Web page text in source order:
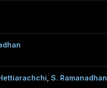
S. Ramanadhan